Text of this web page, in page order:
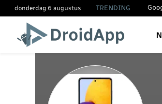
donderdag 6 augustus TRENDING